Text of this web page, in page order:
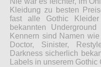
Kleidung zu besten
fast alle Gothic
bekannten
Kennern sind Namen
Doctor, Sinister,
Darkness sicherlich
Labels in unserem